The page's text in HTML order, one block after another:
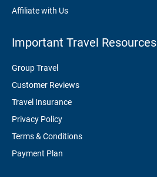
Affiliate with Us
Important Travel Resources
Group Travel
Customer Reviews
Travel Insurance
Privacy Policy
Terms & Conditions
Payment Plan